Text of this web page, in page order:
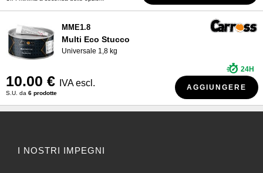
MME1.8
Multi Eco Stucco
Universale 1,8 kg
10.00 € IVA escl.
S.U. da 6 prodotte
24H
AGGIUNGERE
I NOSTRI IMPEGNI